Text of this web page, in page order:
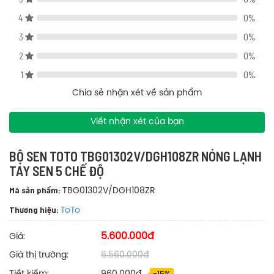
4
0%
3
0%
2
0%
1
0%
Chia sẻ nhận xét về sản phẩm
Viết nhận xét của bạn
BỘ SEN TOTO TBG01302V/DGH108ZR NÓNG LẠNH
TAY SEN 5 CHẾ ĐỘ
Mã sản phẩm: TBG01302V/DGH108ZR
Thương hiệu: ToTo
Giá: 5.600.000đ
Giá thị trường: 6.560.000đ